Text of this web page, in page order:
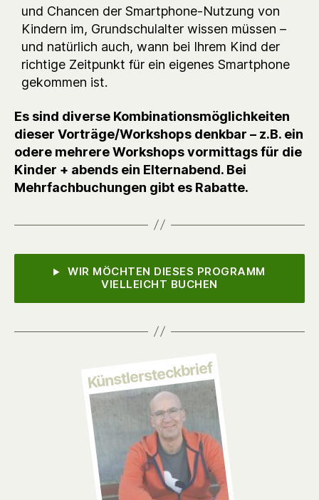
und Chancen der Smartphone-Nutzung von
Kindern im, Grundschulalter wissen müssen –
und natürlich auch, wann bei Ihrem Kind der
richtige Zeitpunkt für ein eigenes Smartphone
gekommen ist.
Es sind diverse Kombinationsmöglichkeiten
dieser Vorträge/Workshops denkbar – z.B. ein
odere mehrere Workshops vormittags für die
Kinder + abends ein Elternabend. Bei
Mehrfachbuchungen gibt es Rabatte.
WIR MÖCHTEN DIESES PROGRAMM
VIELLEICHT BUCHEN
Künstlersteckbrief